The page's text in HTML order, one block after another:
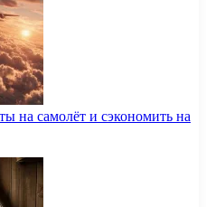
на самолёт и сэкономить на